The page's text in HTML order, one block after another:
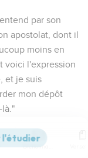
par son
apostolat, dont il
moins en
voici l'expression
et je suis
mon dépôt
là."
(ou des saines
, note)